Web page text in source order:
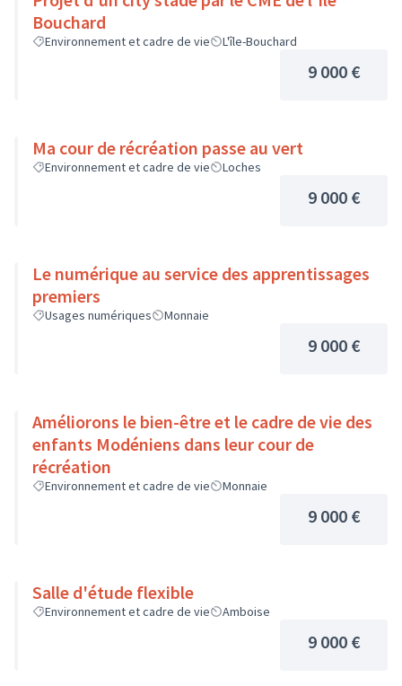
Bouchard
Environnement et cadre de vie L'île-Bouchard
9 000 €
Ma cour de récréation passe au vert
Environnement et cadre de vie Loches
9 000 €
Le numérique au service des apprentissages
premiers
Usages numériques Monnaie
9 000 €
Améliorons le bien-être et le cadre de vie des
enfants Modéniens dans leur cour de
récréation
Environnement et cadre de vie Monnaie
9 000 €
Salle d'étude flexible
Environnement et cadre de vie Amboise
9 000 €